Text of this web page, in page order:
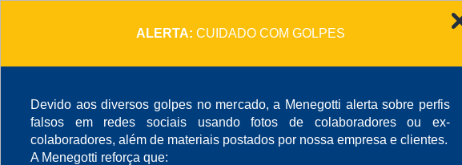
ALERTA: CUIDADO COM GOLPES
Devido aos diversos golpes no mercado, a Menegotti alerta sobre perfis
falsos em redes sociais usando fotos de colaboradores ou ex-
colaboradores, além de materiais postados por nossa empresa e clientes.
A Menegotti reforça que: